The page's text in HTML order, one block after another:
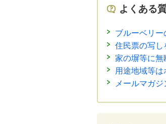
よくある
ブルーベリー
住民票の写し
家の塀等に無
用途地域等
メールマガ